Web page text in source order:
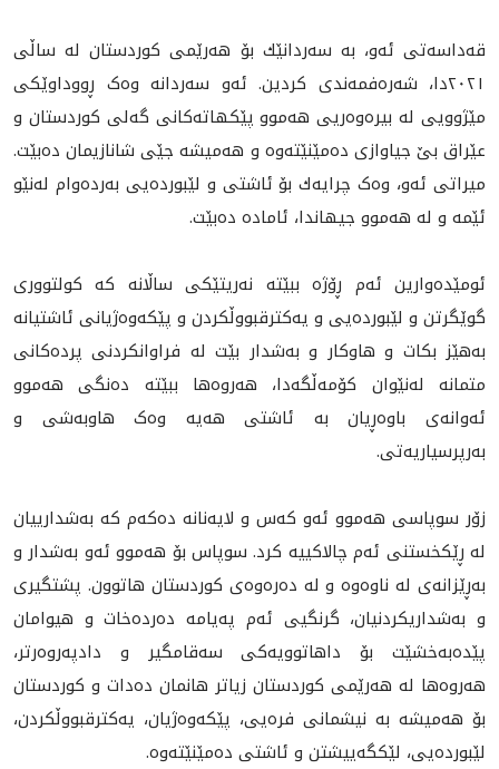
قه‌داسه‌تى ئه‌و، بە سەردانێك بۆ هەرێمی کوردستان لە ساڵی
٢٠٢١دا، شەرەفمەندی کردین. ئەو سەردانە وەک ڕووداوێکی
مێژوویی لە بیرەوەريی هه‌موو پێكهاته‌كانى گه‌لى كوردستان و
عێراق بێ جیاوازی دەمێنێتەوە و هه‌ميشه‌ جێى شانازيمان ده‌بێت.
میراتی ئەو، وەک چرايه‌ك بۆ ئاشتی و لێبورده‌يى بەردەوام له‌نێو
ئێمه‌ و له‌ هه‌موو جيهاندا، ئامادە دەبێت.
ئومێدەوارین ئەم ڕۆژە ببێتە نەریتێکی ساڵانە کە کولتووری
گوێگرتن و لێبورده‌يى و يه‌كترقبووڵكردن و پێكه‌وه‌ژيانى ئاشتيانه‌
بەهێز بکات و هاوكار و به‌شدار بێت له‌ فراوانکردنی پردەکانی
متمانە لەنێوان کۆمەڵگەدا، هه‌روه‌ها ببێته‌ ده‌نگى هه‌موو
ئه‌وانه‌ى باوەڕيان بە ئاشتی هه‌يه‌ وەک هاوبەشی و
بەرپرسیاريه‌تی.
زۆر سوپاسی هەموو ئەو كه‌س و لایەنانە دەکەم كه‌ به‌شدارييان
له‌ ڕێکخستنی ئەم چالاکییە كرد‌. سوپاس بۆ هه‌موو ئه‌و بەشدار و‌
به‌ڕێزانه‌ى لە ناوەوە و لە دەرەوەی کوردستان هاتوون. پشتگیری
و بەشداریکردنیان، گرنگيی ئەم پەیامە دەردەخات و هیوامان
پێدەبەخشێت بۆ داهاتوویەکی سەقامگیر و دادپەروەرتر،
هه‌روه‌ها لە هەرێمی كوردستان زياتر هانمان ده‌دات و كوردستان
بۆ هه‌ميشه‌ به‌ نيشمانى فره‌يى، پێكه‌وه‌ژيان، يه‌كترقبووڵكردن،
لێبورده‌يى، لێكگه‌يیشتن و ئاشتى ده‌مێنێته‌وه‌.